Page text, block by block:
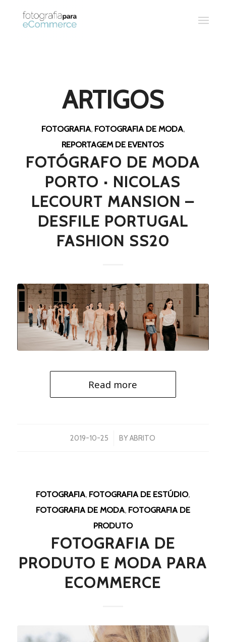
ARTIGOS
FOTOGRAFIA, FOTOGRAFIA DE MODA,
REPORTAGEM DE EVENTOS
FOTÓGRAFO DE MODA
PORTO · NICOLAS
LECOURT MANSION –
DESFILE PORTUGAL
FASHION SS20
Read more
2019-10-25
/ BYABRITO
FOTOGRAFIA, FOTOGRAFIA DE ESTÚDIO,
FOTOGRAFIA DE MODA, FOTOGRAFIA DE
PRODUTO
FOTOGRAFIA DE
PRODUTO E MODA PARA
ECOMMERCE